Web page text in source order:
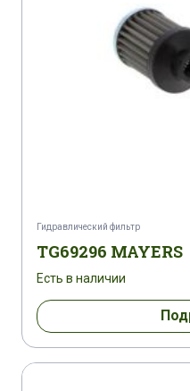
Гидравлический фильтр
TG69296 MAYERS
Есть в наличии